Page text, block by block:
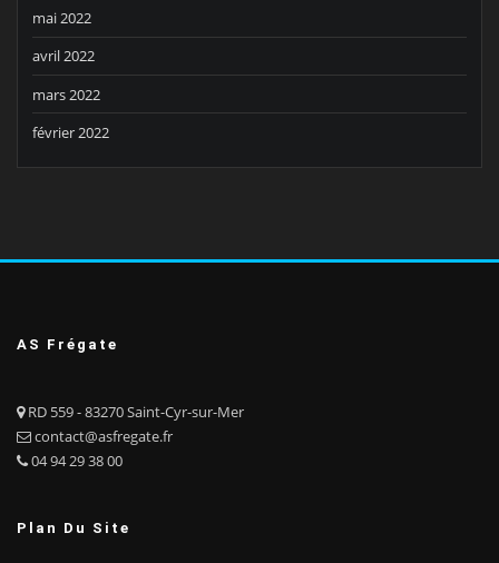
mai 2022
avril 2022
mars 2022
février 2022
AS Frégate
RD 559 - 83270 Saint-Cyr-sur-Mer
contact@asfregate.fr
04 94 29 38 00
Plan Du Site